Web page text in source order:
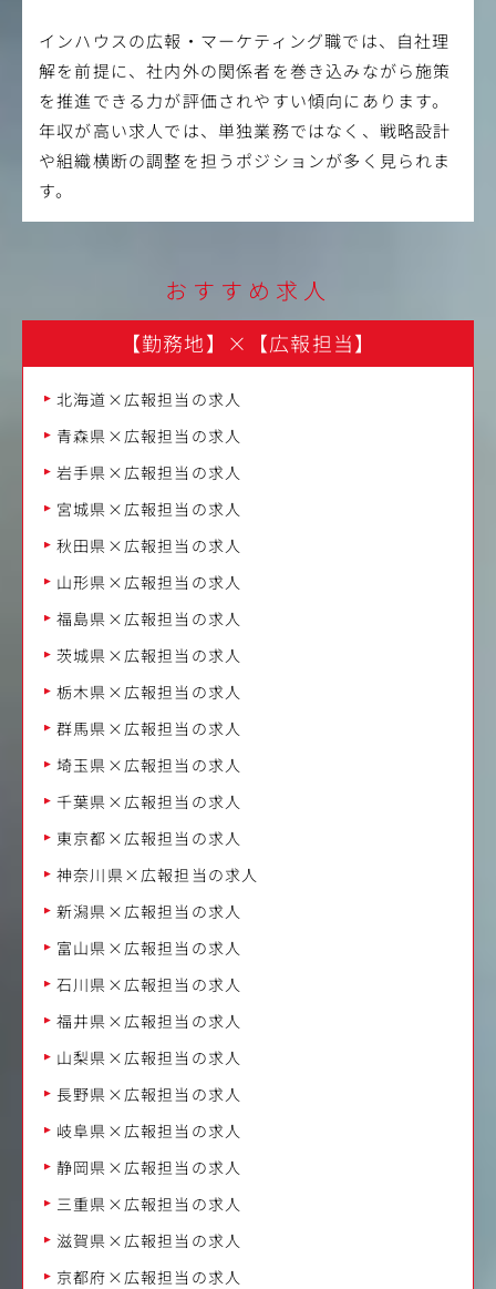
インハウスの広報・マーケティング職では、自社理
解を前提に、社内外の関係者を巻き込みながら施策
を推進できる力が評価されやすい傾向にあります。
年収が高い求人では、単独業務ではなく、戦略設計
や組織横断の調整を担うポジションが多く見られま
す。
おすすめ求人
【勤務地】 × 【広報担当】
北海道×広報担当の求人
青森県×広報担当の求人
岩手県×広報担当の求人
宮城県×広報担当の求人
秋田県×広報担当の求人
山形県×広報担当の求人
福島県×広報担当の求人
茨城県×広報担当の求人
栃木県×広報担当の求人
群馬県×広報担当の求人
埼玉県×広報担当の求人
千葉県×広報担当の求人
東京都×広報担当の求人
神奈川県×広報担当の求人
新潟県×広報担当の求人
富山県×広報担当の求人
石川県×広報担当の求人
福井県×広報担当の求人
山梨県×広報担当の求人
長野県×広報担当の求人
岐阜県×広報担当の求人
静岡県×広報担当の求人
三重県×広報担当の求人
滋賀県×広報担当の求人
京都府×広報担当の求人